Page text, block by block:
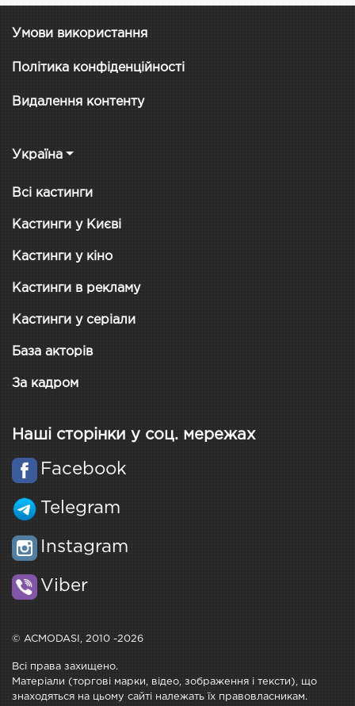
Умови використання
Політика конфіденційності
Видалення контенту
Україна
Всі кастинги
Кастинги у Києві
Кастинги у кіно
Кастинги в рекламу
Кастинги у серіали
База акторів
За кадром
Наші сторінки у соц. мережах
Facebook
Telegram
Instagram
Viber
© ACMODASI, 2010 -2026
Всі права захищено.
Матеріали (торгові марки, відео, зображення і тексти), що
знаходяться на цьому сайті належать їх правовласникам.